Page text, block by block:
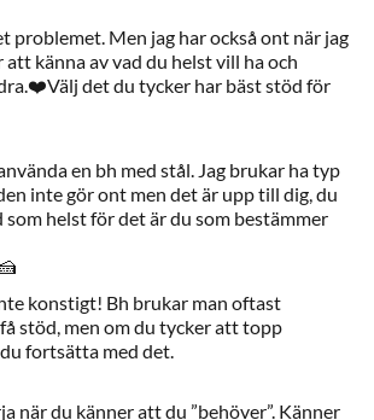
problemet. Men jag har också ont när jag
att känna av vad du helst vill ha och
det du tycker har bäst stöd för
en bh med stål. Jag brukar ha typ
inte gör ont men det är upp till dig, du
som helst för det är du som bestämmer
konstigt! Bh brukar man oftast
stöd, men om du tycker att topp
fortsätta med det.
när du känner att du ”behöver”. Känner